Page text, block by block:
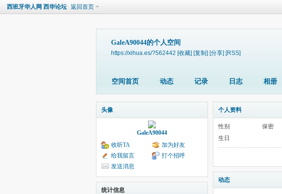
西班牙华人网 西华论坛 返回首页
GaleA90044的个人空间
https://xihua.es/?562442 [收藏] [复制] [分享] [RSS]
空间首页 动态 记录 日志 相册
头像
GaleA90044
收听TA
加为好友
给我留言
打个招呼
发送消息
统计信息
个人资料
性别
保密
生日
动态